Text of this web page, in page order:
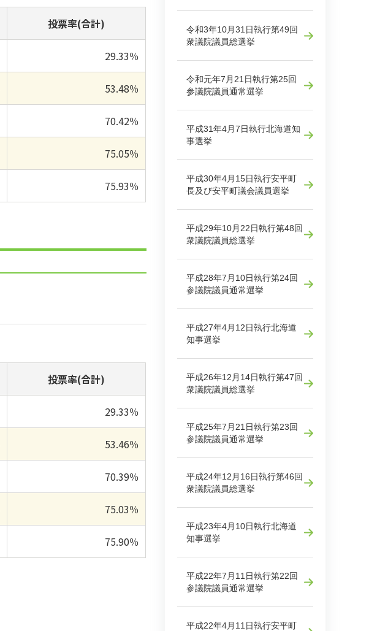
投票率(合計)
29.33％
53.48％
70.42％
75.05％
75.93％
投票率(合計)
29.33％
53.46％
70.39％
75.03％
75.90％
令和3年10月31日執行第49回
衆議院議員総選挙
令和元年7月21日執行第25回
参議院議員通常選挙
平成31年4月7日執行北海道知
事選挙
平成30年4月15日執行安平町
長及び安平町議会議員選挙
平成29年10月22日執行第48回
衆議院議員総選挙
平成28年7月10日執行第24回
参議院議員通常選挙
平成27年4月12日執行北海道
知事選挙
平成26年12月14日執行第47回
衆議院議員総選挙
平成25年7月21日執行第23回
参議院議員通常選挙
平成24年12月16日執行第46回
衆議院議員総選挙
平成23年4月10日執行北海道
知事選挙
平成22年7月11日執行第22回
参議院議員通常選挙
平成22年4月11日執行安平町